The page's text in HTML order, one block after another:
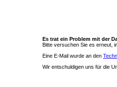
Es trat ein Problem mit der
Bitte versuchen Sie es erneut,
Eine E-Mail wurde an den
Wir entschuldigen uns für die